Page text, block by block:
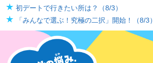
初デートで行きたい所は？（8/3）
「みんなで選ぶ！究極の二択」開始！（8/3）